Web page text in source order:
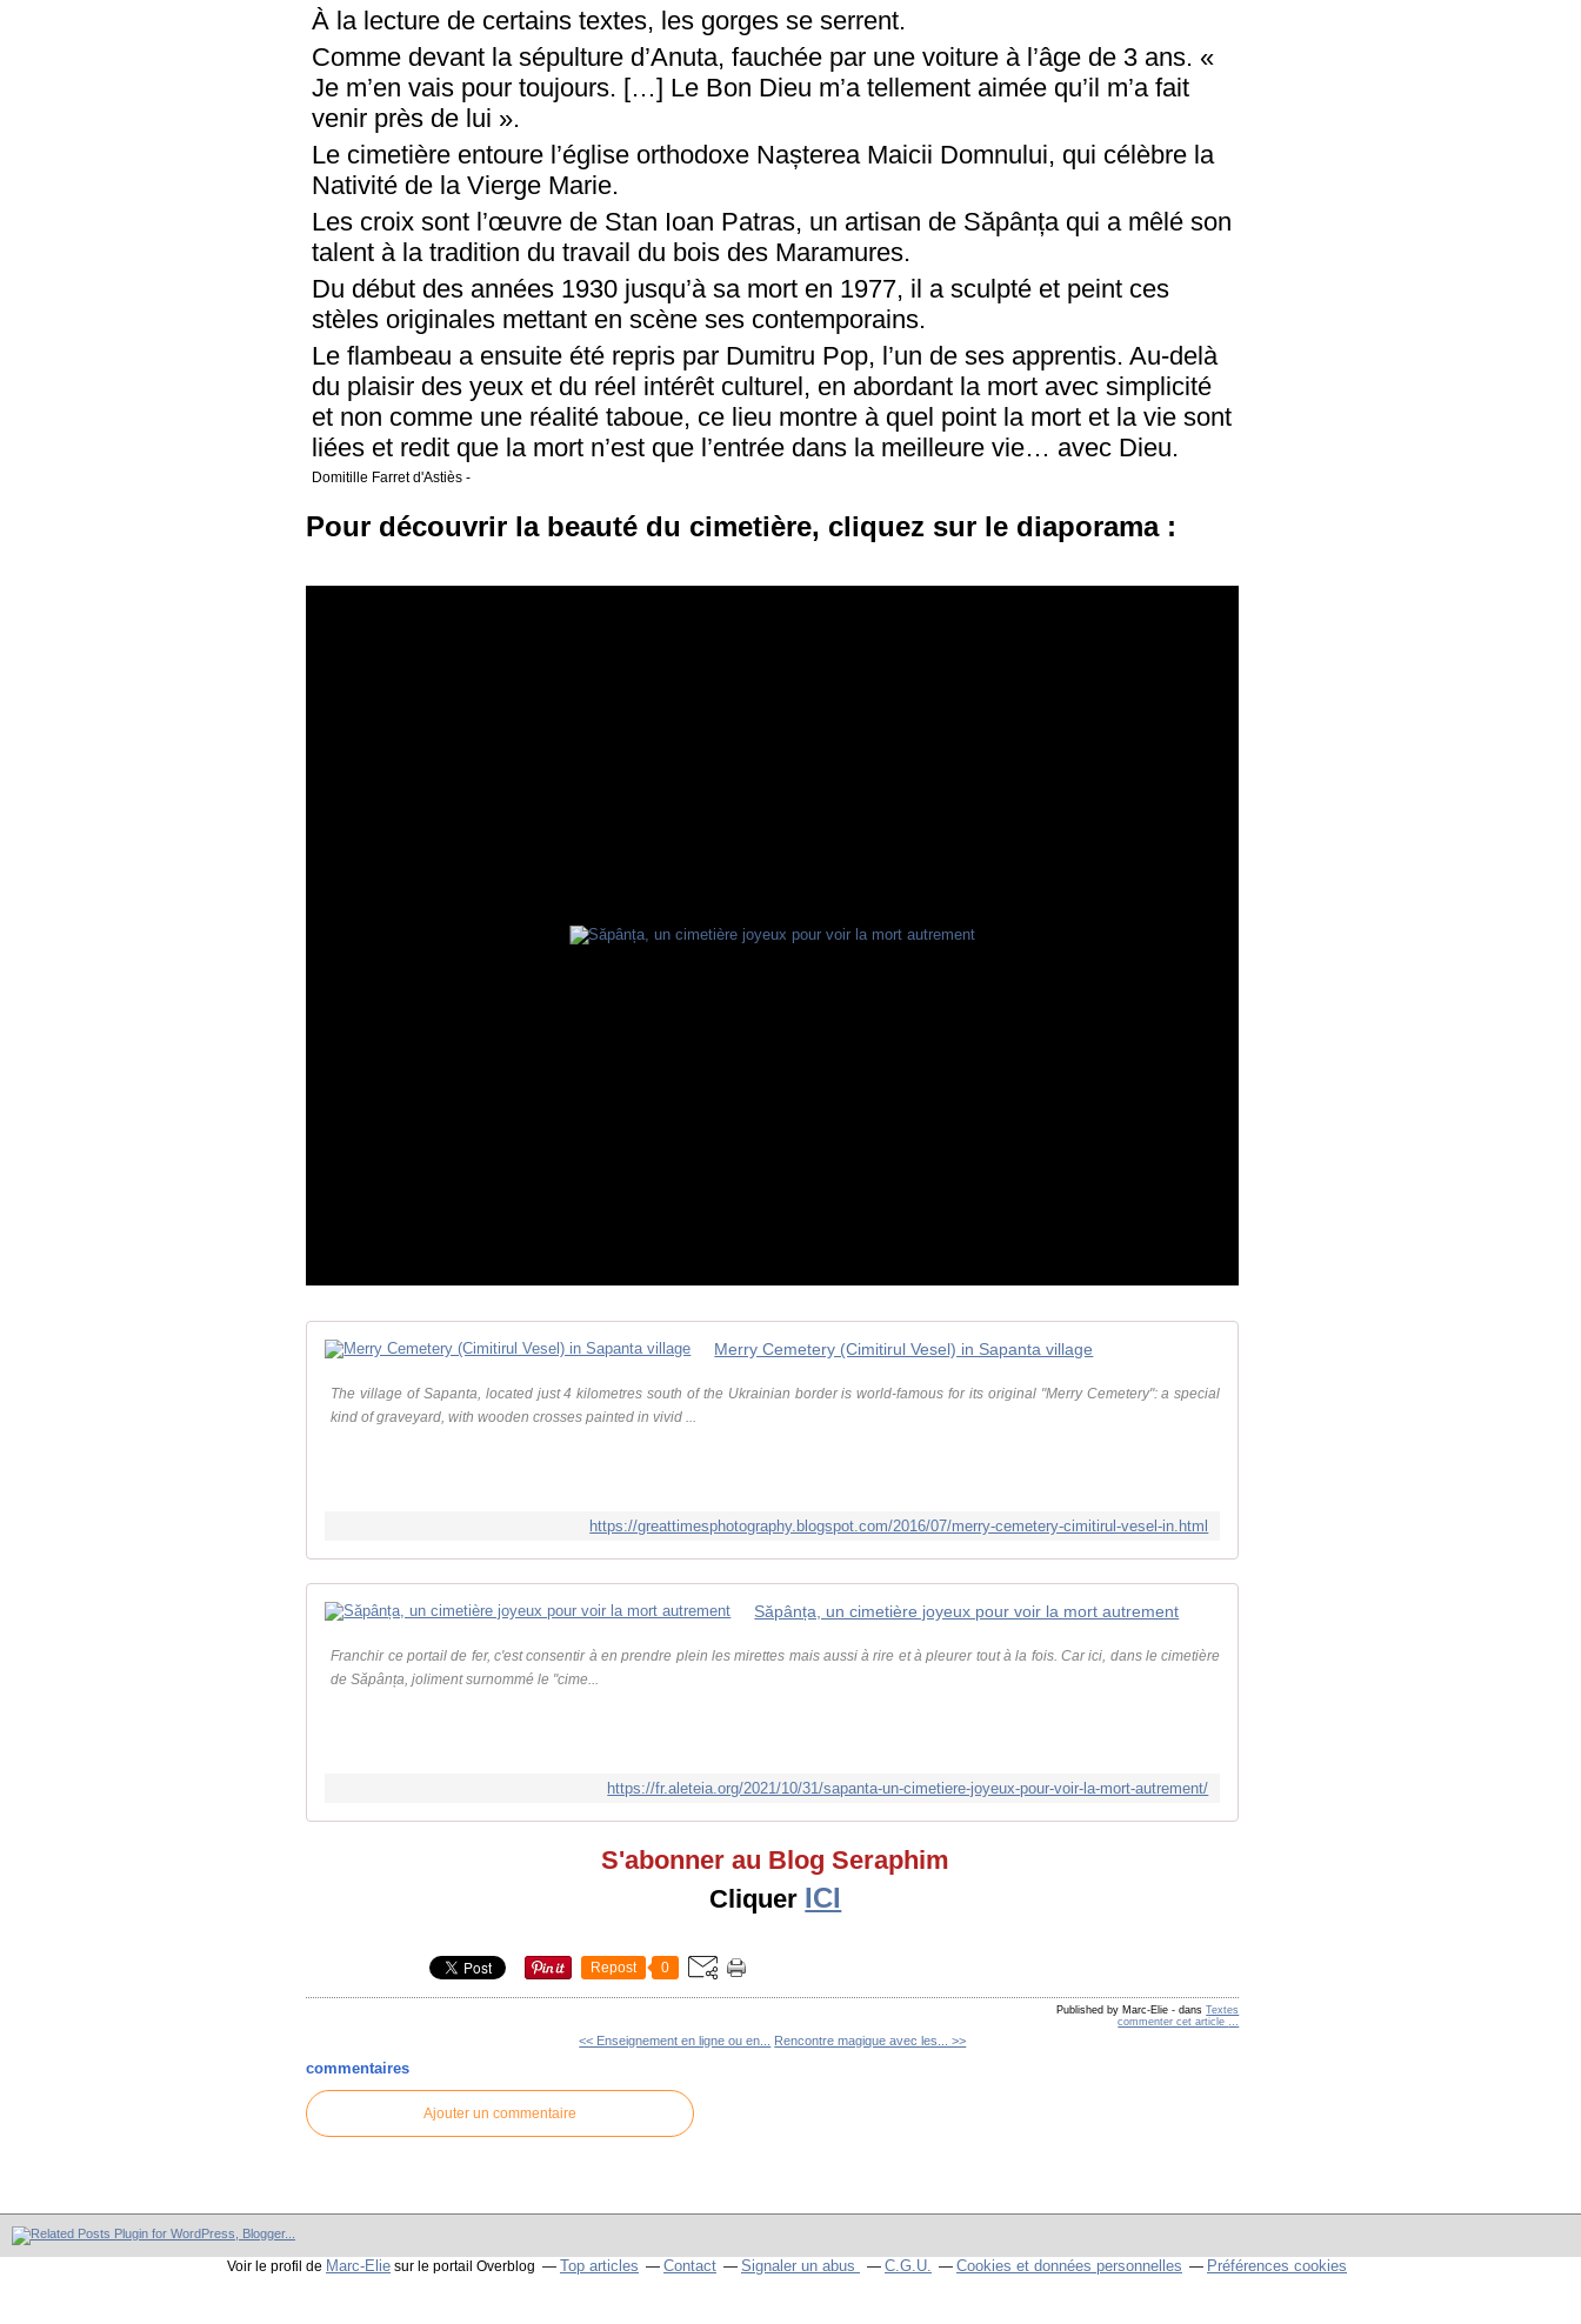
À la lecture de certains textes, les gorges se serrent.
Comme devant la sépulture d’Anuta, fauchée par une voiture à l’âge de 3 ans. «
Je m’en vais pour toujours. […] Le Bon Dieu m’a tellement aimée qu’il m’a fait
venir près de lui ».
Le cimetière entoure l’église orthodoxe Nașterea Maicii Domnului, qui célèbre la
Nativité de la Vierge Marie.
Les croix sont l’œuvre de Stan Ioan Patras, un artisan de Săpânța qui a mêlé son
talent à la tradition du travail du bois des Maramures.
Du début des années 1930 jusqu’à sa mort en 1977, il a sculpté et peint ces
stèles originales mettant en scène ses contemporains.
Le flambeau a ensuite été repris par Dumitru Pop, l’un de ses apprentis. Au-delà
du plaisir des yeux et du réel intérêt culturel, en abordant la mort avec simplicité
et non comme une réalité taboue, ce lieu montre à quel point la mort et la vie sont
liées et redit que la mort n’est que l’entrée dans la meilleure vie… avec Dieu.
Domitille Farret d'Astiès -
Pour découvrir la beauté du cimetière, cliquez sur le diaporama :
Merry Cemetery (Cimitirul Vesel) in Sapanta village
The village of Sapanta, located just 4 kilometres south of the Ukrainian border is world-famous for its original "Merry Cemetery": a special
kind of graveyard, with wooden crosses painted in vivid ...
https://greattimesphotography.blogspot.com/2016/07/merry-cemetery-cimitirul-vesel-in.html
Săpânța, un cimetière joyeux pour voir la mort autrement
Franchir ce portail de fer, c'est consentir à en prendre plein les mirettes mais aussi à rire et à pleurer tout à la fois. Car ici, dans le cimetière
de Săpânța, joliment surnommé le "cime...
https://fr.aleteia.org/2021/10/31/sapanta-un-cimetiere-joyeux-pour-voir-la-mort-autrement/
S'abonner au Blog Seraphim
Cliquer ICI
Repost 0
Published by Marc-Elie - dansTextes
commenter cet article
<< Enseignement en ligne ou en... Rencontre magique avec les... >>
commentaires
Ajouter un commentaire
Voir le profil de Marc-Elie sur le portail Overblog Top articles Contact Signaler un abus C.G.U. Cookies et données personnelles Préférences cookies